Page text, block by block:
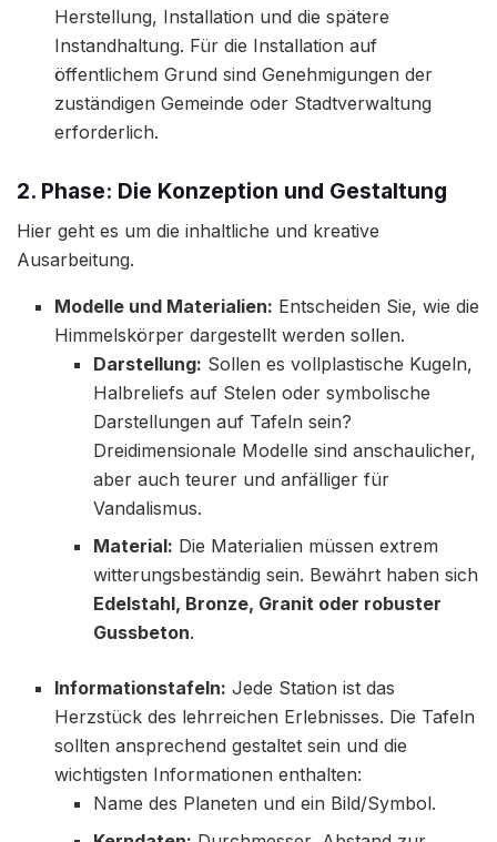
Herstellung, Installation und die spätere
Instandhaltung. Für die Installation auf
öffentlichem Grund sind Genehmigungen der
zuständigen Gemeinde oder Stadtverwaltung
erforderlich.
2. Phase: Die Konzeption und Gestaltung
Hier geht es um die inhaltliche und kreative
Ausarbeitung.
Modelle und Materialien: Entscheiden Sie, wie die
Himmelskörper dargestellt werden sollen.
Darstellung: Sollen es vollplastische Kugeln,
Halbreliefs auf Stelen oder symbolische
Darstellungen auf Tafeln sein?
Dreidimensionale Modelle sind anschaulicher,
aber auch teurer und anfälliger für
Vandalismus.
Material: Die Materialien müssen extrem
witterungsbeständig sein. Bewährt haben sich
Edelstahl, Bronze, Granit oder robuster
Gussbeton.
Informationstafeln: Jede Station ist das
Herzstück des lehrreichen Erlebnisses. Die Tafeln
sollten ansprechend gestaltet sein und die
wichtigsten Informationen enthalten:
Name des Planeten und ein Bild/Symbol.